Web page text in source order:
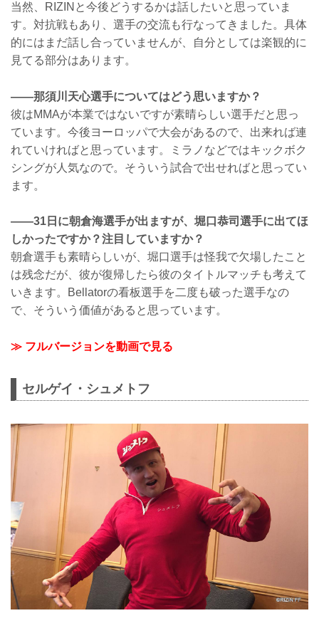
当然、RIZINと今後どうするかは話したいと思っていま
す。対抗戦もあり、選手の交流も行なってきました。具体
的にはまだ話し合っていませんが、自分としては楽観的に
見てる部分はあります。
——那須川天心選手についてはどう思いますか？
彼はMMAが本業ではないですが素晴らしい選手だと思っ
ています。今後ヨーロッパで大会があるので、出来れば連
れていければと思っています。ミラノなどではキックボク
シングが人気なので。そういう試合で出せればと思ってい
ます。
——31日に朝倉海選手が出ますが、堀口恭司選手に出てほ
しかったですか？注目していますか？
朝倉選手も素晴らしいが、堀口選手は怪我で欠場したこと
は残念だが、彼が復帰したら彼のタイトルマッチも考えて
いきます。Bellatorの看板選手を二度も破った選手なの
で、そういう価値があると思っています。
≫ フルバージョンを動画で見る
セルゲイ・シュメトフ